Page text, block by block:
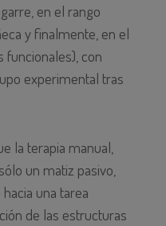
en el rango
y finalmente, en el
funcionales), con
experimental tras
la terapia manual,
un matiz pasivo,
una tarea
de las estructuras